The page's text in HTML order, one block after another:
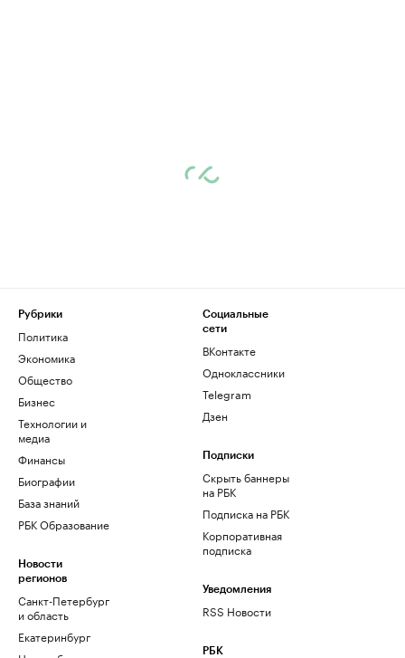
Рубрики
Политика
Экономика
Общество
Бизнес
Технологии и
медиа
Финансы
Биографии
База знаний
РБК Образование
Новости
регионов
Санкт-Петербург
и область
Екатеринбург
Социальные
сети
ВКонтакте
Одноклассники
Telegram
Дзен
Подписки
Скрыть баннеры
на РБК
Подписка на РБК
Корпоративная
подписка
Уведомления
RSS Новости
РБК